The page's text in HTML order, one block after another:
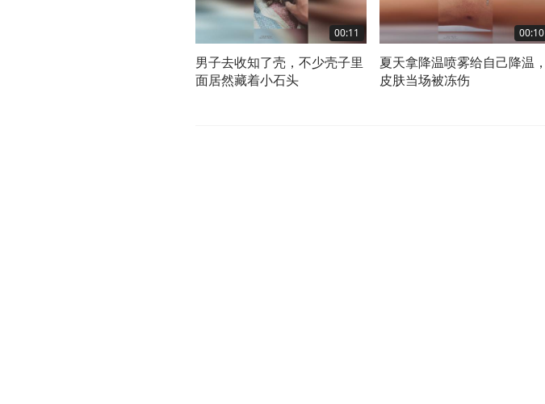
00:11
男子去收知了壳，不少壳子里
面居然藏着小石头
00:10
夏天拿降温喷雾给自己降温，
皮肤当场被冻伤